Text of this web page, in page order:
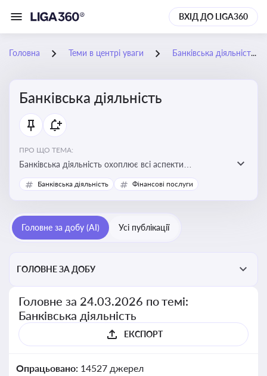
ВХІД ДО LIGA360
Головна Теми в центрі уваги Банківська діяльність
Банківська діяльність
ПРО ЩО ТЕМА:
Банківська діяльність охоплює всі аспекти
регулювання, нагляду та ліцензування банківських
установ
Банківська діяльність Фінансові послуги
Головне за добу (AI) Усі публікації
ГОЛОВНЕ ЗА ДОБУ
Головне за 24.03.2026 по темі:
Банківська діяльність
ЕКСПОРТ
Опрацьовано: 14527 джерел